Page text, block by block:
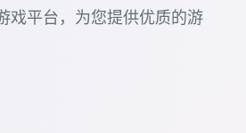
戏平台，为您提供优质的游